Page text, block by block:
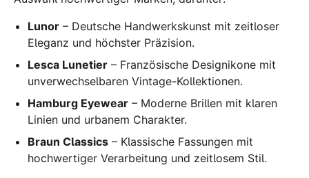
Lunor – Deutsche Handwerkskunst mit zeitloser
Eleganz und höchster Präzision.
Lesca Lunetier – Französische Designikone mit
unverwechselbaren Vintage-Kollektionen.
Hamburg Eyewear – Moderne Brillen mit klaren
Linien und urbanem Charakter.
Braun Classics – Klassische Fassungen mit
hochwertiger Verarbeitung und zeitlosem Stil.